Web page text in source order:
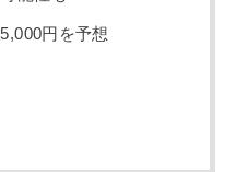
円を予想